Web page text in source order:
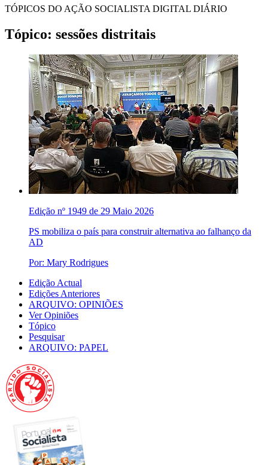
TÓPICOS DO AÇÃO SOCIALISTA DIGITAL DIÁRIO
Tópico: sessões distritais
Edição nº 1949 de 29 Maio 2026
PS mobiliza o país para construir alternativa ao falhanço da
AD
Por: Mary Rodrigues
Edição Actual
Edições Anteriores
ARQUIVO: OPINIÕES
Ver Opiniões
Tópico
Pesquisar
ARQUIVO: PAPEL